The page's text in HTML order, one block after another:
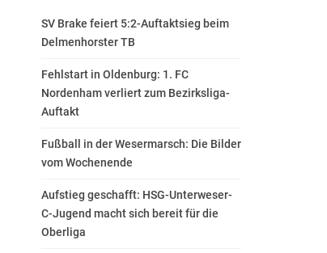
SV Brake feiert 5:2-Auftaktsieg beim
Delmenhorster TB
Fehlstart in Oldenburg: 1. FC
Nordenham verliert zum Bezirksliga-
Auftakt
Fußball in der Wesermarsch: Die Bilder
vom Wochenende
Aufstieg geschafft: HSG-Unterweser-
C-Jugend macht sich bereit für die
Oberliga